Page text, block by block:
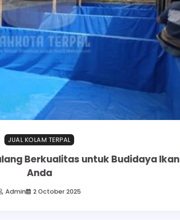
JUAL KOLAM TERPAL
Berkualitas untuk Budidaya Ikan
Anda
Admin 2 October 2025